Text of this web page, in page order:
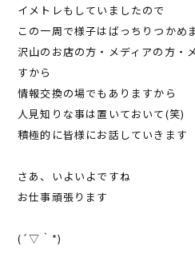
イメトレもしていましたので
この一周で様子はばっちりつかめ
沢山のお店の方・メディアの方・
すから
情報交換の場でもありますから
人見知りな事は置いておいて(笑)
積極的に皆様にお話していきます
さあ、いよいよですね
お仕事頑張ります
(´▽｀*)